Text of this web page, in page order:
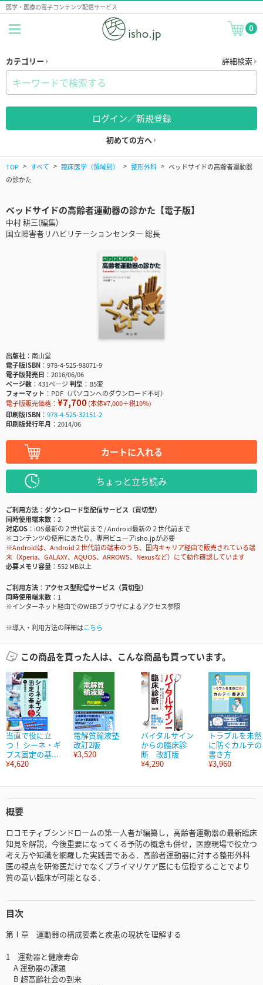
医学・医療の電子コンテンツ配信サービス
0
カテゴリー 詳細検索
ログイン／新規登録
初めての方へ
TOP すべて 臨床医学（領域別） 整形外科
ベッドサイドの高齢者運動器
の診かた
ベッドサイドの高齢者運動器の診かた【電子版】
中村 耕三(編集)
国立障害者リハビリテーションセンター 総長
出版社
南山堂
電子版ISBN
978-4-525-98071-9
電子版発売日
2016/06/06
ページ数
431ページ判型
B5変
フォーマット
PDF（パソコンへのダウンロード不可）
電子版販売価格： ¥7,700(本体¥7,000＋税10％)
印刷版ISBN
978-4-525-32151-2
印刷版発行年月
2014/06
カートに入れる
ちょっと立ち読み
ご利用方法
ダウンロード型配信サービス（買切型）
同時使用端末数
2
対応OS
iOS最新の２世代前まで / Android最新の２世代前まで
※コンテンツの使用にあたり、専用ビューアisho.jpが必要
※Androidは、Android２世代前の端末のうち、国内キャリア経由で販売されている端
末（Xperia、GALAXY、AQUOS、ARROWS、Nexusなど）にて動作確認しています
必要メモリ容量
552 MB以上
ご利用方法
アクセス型配信サービス（買切型）
同時使用端末数
1
※インターネット経由でのWEBブラウザによるアクセス参照
※導入・利用方法の詳細はこちら
この商品を買った人は、こんな商品も買っています。
当直で役に立
つ！ シーネ・ギ
プス固定の基...
¥4,620
電解質輸液塾
改訂2版
¥3,520
バイタルサイン
からの臨床診
断 改訂版
¥4,290
トラブルを未然
に防ぐカルテの
書き方
¥3,960
概要
ロコモティブシンドロームの第一人者が編纂し，高齢者運動器の最新臨床
知見を解説，今後重要になってくる予防の概念も併せ，医療現場で役立つ
考え方や知識を網羅した実践書である．高齢者運動器に対する整形外科
医の視点を研修医だけでなくプライマリケア医にも伝授することでより
質の高い臨床が可能となる．
目次
第Ⅰ章 運動器の構成要素と疾患の現状を理解する
1 運動器と健康寿命
A 運動器の課題
B 超高齢社会の到来